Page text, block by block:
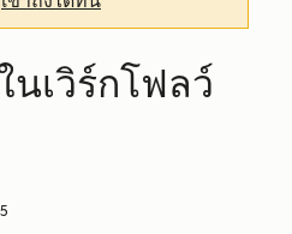
นเวิร์กโฟลว์